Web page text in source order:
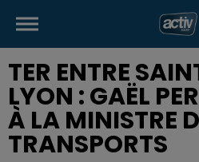
TER ENTRE
LYON : GAËL
À LA MINISTRE
TRANSPORTS